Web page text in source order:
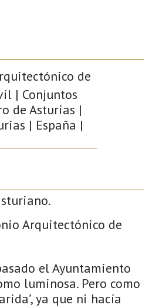
de
| Conjuntos
de Asturias |
| España |
Arquitectónico de
el Ayuntamiento
luminosa. Pero como
ya que ni hacía